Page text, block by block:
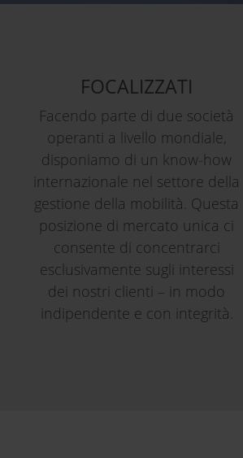
FOCALIZZATI
Facendo parte di due società
operanti a livello mondiale,
disponiamo di un know-how
internazionale nel settore della
gestione della mobilità. Questa
posizione di mercato unica ci
consente di concentrarci
esclusivamente sugli interessi
dei nostri clienti – in modo
indipendente e con integrità.